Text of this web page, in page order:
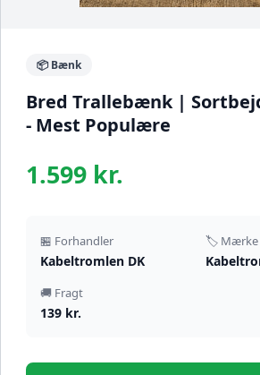
📦 Bænk
Bred Trallebænk |
- Mest Populære
1.599 kr.
🏪 Forhandler
Kabeltromlen DK
🏷️ Mærke
🚚 Fragt
139 kr.